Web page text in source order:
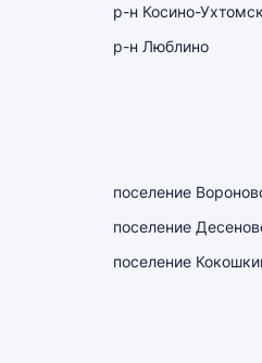
р-н Косино-
р-н Люблино
поселение
поселение
поселение